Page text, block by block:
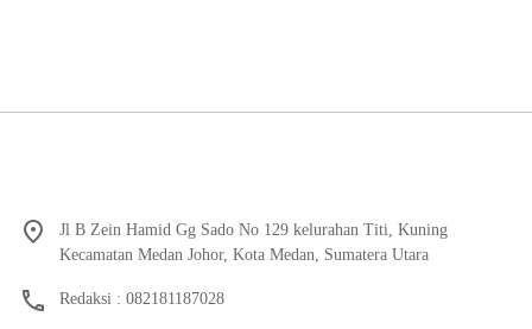
Jl B Zein Hamid Gg Sado No 129 kelurahan Titi, Kuning
Kecamatan Medan Johor, Kota Medan, Sumatera Utara
Redaksi : 082181187028